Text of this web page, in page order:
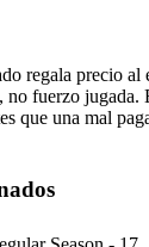
regala precio al
no fuerzo jugada.
que una mal